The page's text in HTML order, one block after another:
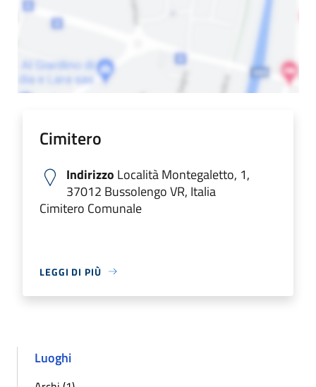
Cimitero
Indirizzo Località Montegaletto, 1,
37012 Bussolengo VR, Italia
Cimitero Comunale
LEGGI DI PIÙ
Luoghi